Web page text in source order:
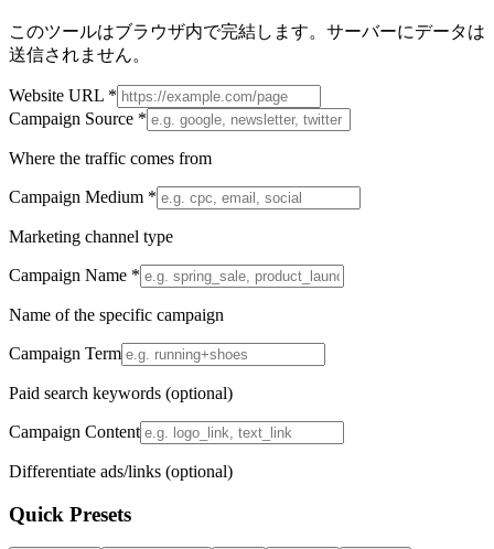
このツールはブラウザ内で完結します。サーバーにデータは
送信されません。
Website URL *
Campaign Source *
Where the traffic comes from
Campaign Medium *
Marketing channel type
Campaign Name *
Name of the specific campaign
Campaign Term
Paid search keywords (optional)
Campaign Content
Differentiate ads/links (optional)
Quick Presets